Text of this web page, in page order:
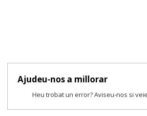
Ajudeu-nos a millorar
Heu trobat un error? Aviseu-nos si